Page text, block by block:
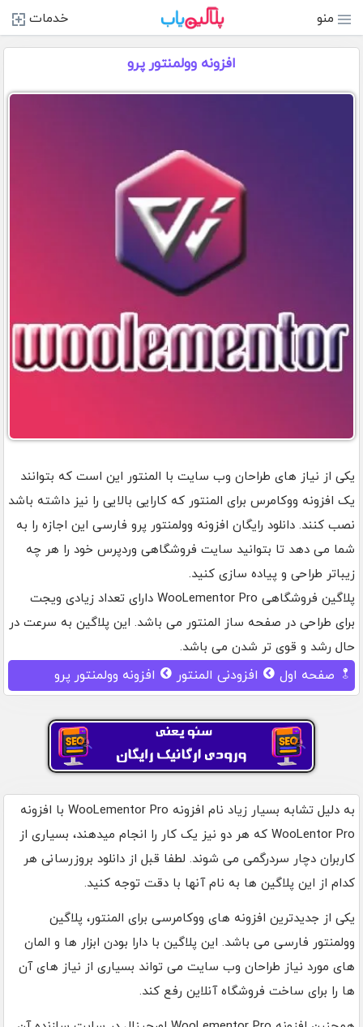
منو خدمات
افزونه وولمنتور پرو
یکی از نیاز های طراحان وب سایت با المنتور این است که بتوانند
یک افزونه ووکامرس برای المنتور که کارایی بالایی را نیز داشته باشد
نصب کنند. دانلود رایگان افزونه وولمنتور پرو فارسی این اجازه را به
شما می دهد تا بتوانید سایت فروشگاهی وردپرس خود را هر چه
زیباتر طراحی و پیاده سازی کنید.
پلاگین فروشگاهی WooLementor Pro دارای تعداد زیادی ویجت
برای طراحی در صفحه ساز المنتور می باشد. این پلاگین به سرعت در
حال رشد و قوی تر شدن می باشد.
صفحه اول افزودنی المنتور افزونه وولمنتور پرو
به دلیل تشابه بسیار زیاد نام افزونه WooLementor Pro با افزونه
WooLentor Pro که هر دو نیز یک کار را انجام میدهند، بسیاری از
کاربران دچار سردرگمی می شوند. لطفا قبل از دانلود بروزرسانی هر
کدام از این پلاگین ها به نام آنها با دقت توجه کنید.
یکی از جدیدترین افزونه های ووکامرسی برای المنتور، پلاگین
وولمنتور فارسی می باشد. این پلاگین با دارا بودن ابزار ها و المان
های مورد نیاز طراحان وب سایت می تواند بسیاری از نیاز های آن
ها را برای ساخت فروشگاه آنلاین رفع کند.